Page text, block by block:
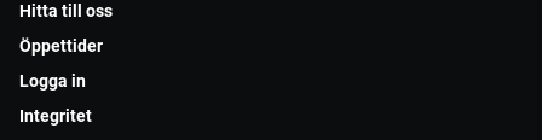
Hitta till oss
Öppettider
Logga in
Integritet